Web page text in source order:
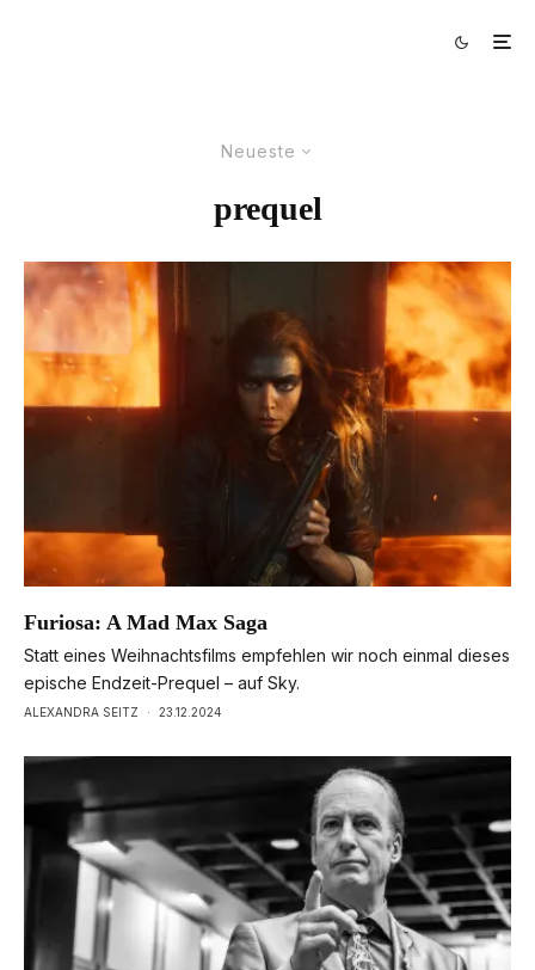
Neueste
prequel
Furiosa: A Mad Max Saga
Statt eines Weihnachtsfilms empfehlen wir noch einmal dieses
epische Endzeit-Prequel – auf Sky.
ALEXANDRA SEITZ · 23.12.2024